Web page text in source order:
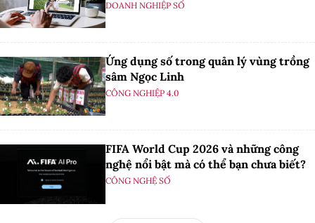
DOANH NGHIỆP SỐ
Ứng dụng số trong quản lý vùng trồng
sâm Ngọc Linh
CÔNG NGHIỆP 4.0
FIFA World Cup 2026 và những công
nghệ nổi bật mà có thể bạn chưa biết?
CÔNG NGHỆ SỐ